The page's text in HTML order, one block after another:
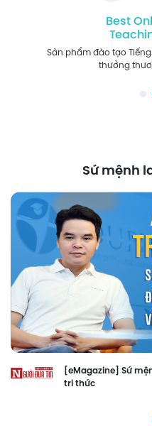
Best
Sản phẩm đào tạo
thưởng
Sứ mệnh
[eMagazine] Sứ
tri thức